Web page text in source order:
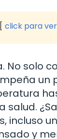
click para
No solo
un
salud.
incluso
y